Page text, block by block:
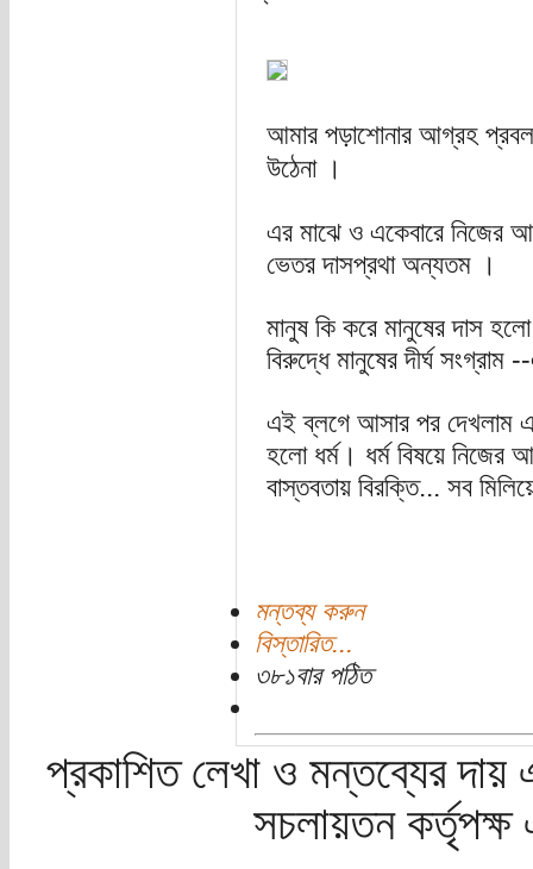
আমার পড়াশোনার আগ্রহ
উঠেনা ।
এর মাঝে ও একেবারে নিজের
ভেতর দাসপ্রথা অন্যতম ।
মানুষ কি করে মানুষের দাস
বিরুদ্ধে মানুষের দীর্ঘ
এই ব্লগে আসার পর দেখলাম
হলো ধর্ম। ধর্ম বিষয়ে নিজের
বাস্তবতায় বিরক্তি... সব
মন্তব্য করুন
বিস্তারিত...
৩৮১বার পঠিত
প্রকাশিত লেখা ও মন্তব্যের দায়
সচলায়তন